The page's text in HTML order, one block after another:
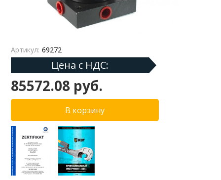
Артикул: 69272
Цена с НДС:
85572.08 руб.